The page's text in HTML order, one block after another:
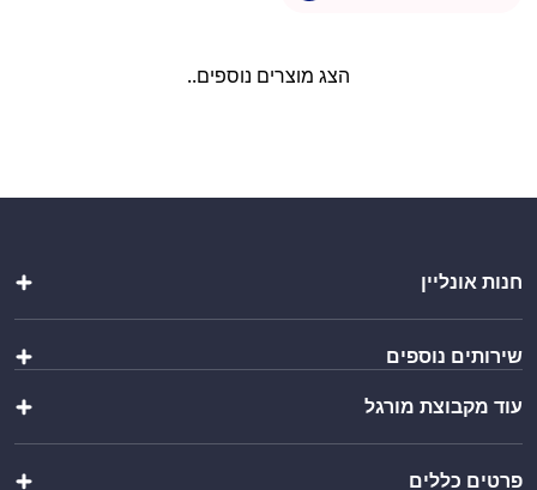
הצג מוצרים נוספים..
חנות אונליין
שולחנות ומשטחי עבודה
ציוד מטבח
מוצרי פרזול נירוסטה
מוצרים נוספים
שירותים נוספים
הוראות הרכבה
עוד מקבוצת מורגל
פרטים כללים